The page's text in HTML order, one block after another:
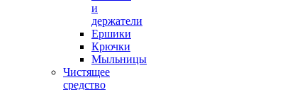
и
держатели
Ершики
Крючки
Мыльницы
Чистящее
средство